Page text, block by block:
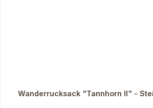
Wanderrucksack "Tannhorn II" -